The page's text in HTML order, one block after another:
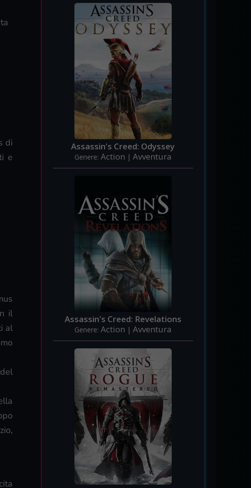
di
e
il
al
Assassin's Creed: Odyssey
Genere:Action |Avventura
Assassin's Creed: Revelations
Genere:Action |Avventura